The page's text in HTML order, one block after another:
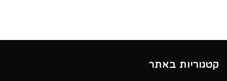
קטגוריות באתר